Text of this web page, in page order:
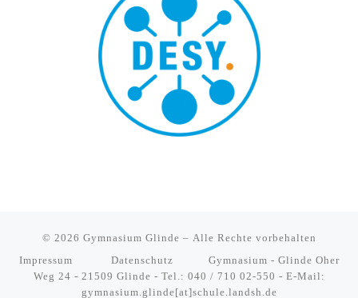
© 2026 Gymnasium Glinde – Alle Rechte vorbehalten
Impressum
Datenschutz Gymnasium - Glinde Oher
Weg 24 - 21509 Glinde - Tel.: 040 / 710 02-550 - E-Mail:
gymnasium.glinde[at]schule.landsh.de